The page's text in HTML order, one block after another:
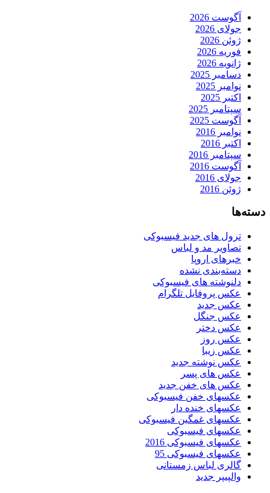
آگوست 2026
جولای 2026
ژوئن 2026
فوریه 2026
ژانویه 2026
دسامبر 2025
نوامبر 2025
اکتبر 2025
سپتامبر 2025
آگوست 2025
نوامبر 2016
اکتبر 2016
سپتامبر 2016
آگوست 2016
جولای 2016
ژوئن 2016
دسته‌ها
ترول های جدید فیسبوکی
تصاویر مد و لباس
خبرهای اروپا
دسته‌بندی نشده
دلنوشته های فیسبوکی
عکس پروفایل تلگرام
عکس جدید
عکس جنگل
عکس دختر
عکس روز
عکس زیبا
عکس نوشته جدید
عکس های پسر
عکس های خفن جدید
عکسهای خفن فیسبوکی
عکسهای خنده دار
عکسهای غمگین فیسبوکی
عکسهای فیسبوکی
عکسهای فیسبوکی 2016
عکسهای فیسبوکی 95
گالری لباس زمستانی
والپیپر جدید